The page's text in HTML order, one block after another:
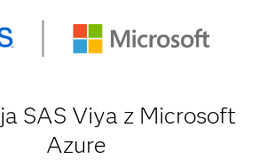
SAS Viya z Microsoft
Azure